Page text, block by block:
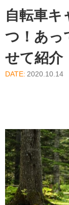
自転車キ
つ！あっ
せて紹介
2020.10.14